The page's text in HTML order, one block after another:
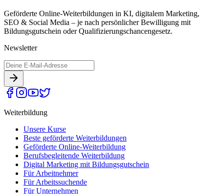
Geförderte Online-Weiterbildungen in KI, digitalem Marketing,
SEO & Social Media – je nach persönlicher Bewilligung mit
Bildungsgutschein oder Qualifizierungschancengesetz.
Newsletter
Weiterbildung
Unsere Kurse
Beste geförderte Weiterbildungen
Geförderte Online-Weiterbildung
Berufsbegleitende Weiterbildung
Digital Marketing mit Bildungsgutschein
Für Arbeitnehmer
Für Arbeitssuchende
Für Unternehmen